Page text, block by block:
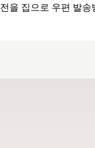
을 집으로 우편 발